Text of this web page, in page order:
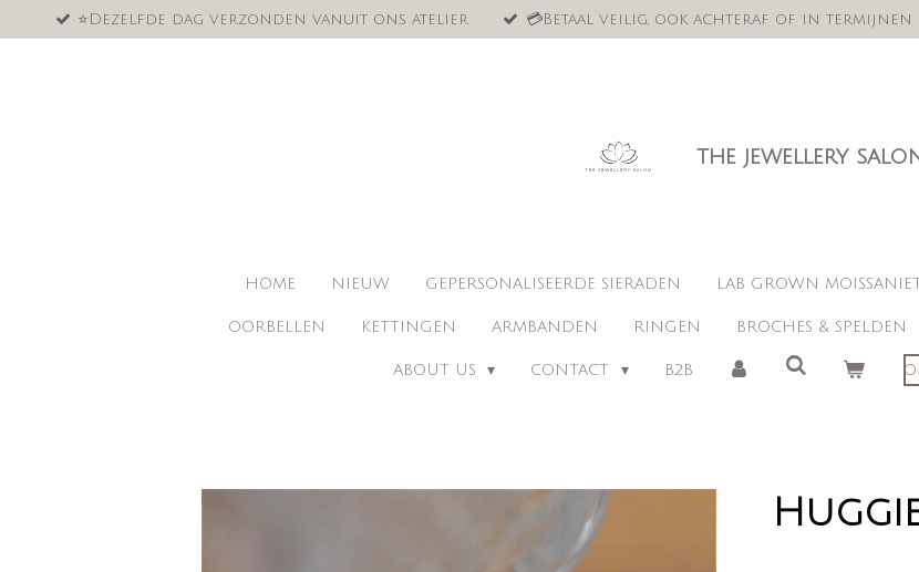
direct
⭐️Dezelfde dag verzonden vanuit ons atelier 💳Betaal veilig, ook achteraf of in termijnen
the jewellery
HOME NIEUW GEPERSONALISEERDE SIERADEN LAB GROWN
OORBELLEN KETTINGEN ARMBANDEN RINGEN BROCHES & SPELDEN
ABOUT US CONTACT B2B